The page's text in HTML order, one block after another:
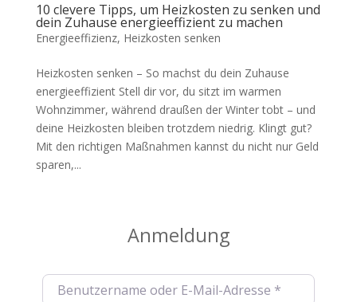
10 clevere Tipps, um Heizkosten zu senken und
dein Zuhause energieeffizient zu machen
Energieeffizienz, Heizkosten senken
Heizkosten senken – So machst du dein Zuhause
energieeffizient Stell dir vor, du sitzt im warmen
Wohnzimmer, während draußen der Winter tobt – und
deine Heizkosten bleiben trotzdem niedrig. Klingt gut?
Mit den richtigen Maßnahmen kannst du nicht nur Geld
sparen,...
Anmeldung
Benutzername oder E-Mail-Adresse